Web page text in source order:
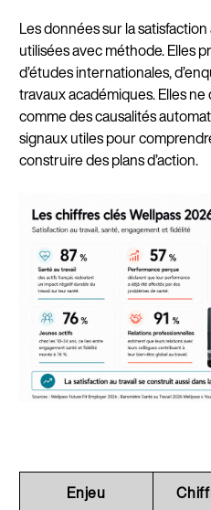
Les données sur la
utilisées avec méthode. Elles
d’études internationales,
travaux académiques. Elles
comme des causalités
signaux utiles pour
construire des plans d’action.
Enjeu